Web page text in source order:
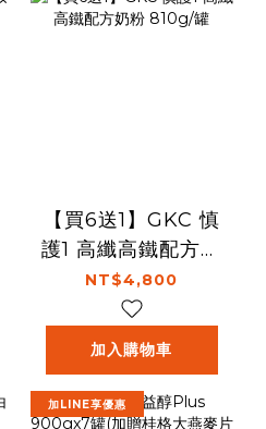
【買6送1】GKC 慎
護1 高纖高鐵配方奶
粉 810g/罐
NT$4,800
加入購物車
加LINE享優惠